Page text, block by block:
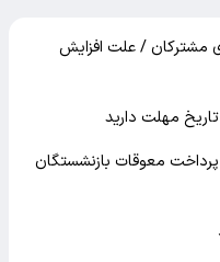
مشترکان / علت افزایش
مهلت دارید
معوقات بازنشستگان